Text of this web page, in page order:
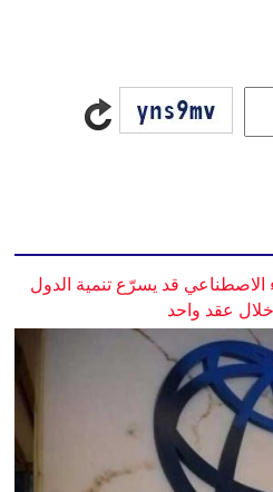
الاصطناعي قد يسرّع تنمية الدول
خلال عقد واحد